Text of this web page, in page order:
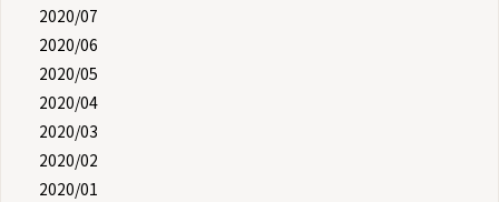
2020/07
2020/06
2020/05
2020/04
2020/03
2020/02
2020/01